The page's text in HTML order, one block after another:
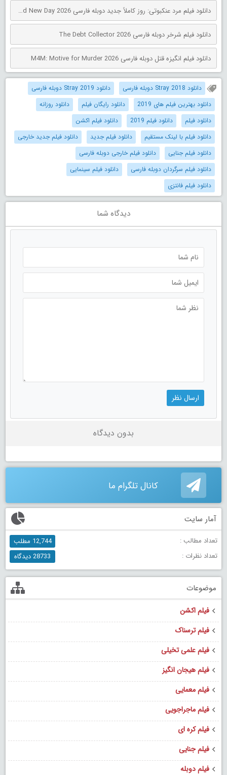
دانلود فیلم مرد عنکبوتی: روز کاملاً جدید دوبله فارسی Spider-Man: Brand New Day 2026
دانلود فیلم شرخر دوبله فارسی The Debt Collector 2026
دانلود فیلم انگیزه قتل دوبله فارسی M4M: Motive for Murder 2026
دانلود Stray 2018 دوبله فارسی
دانلود Stray 2019 دوبله فارسی
دانلود بهترین فیلم های 2019
دانلود رایگان فیلم
دانلود روزانه
دانلود فیلم
دانلود فیلم 2019
دانلود فیلم اکشن
دانلود فیلم با لینک مستقیم
دانلود فیلم جدید
دانلود فیلم جدید خارجی
دانلود فیلم جنایی
دانلود فیلم خارجی دوبله فارسی
دانلود فیلم سرگردان دوبله فارسی
دانلود فیلم سینمایی
دانلود فیلم فانتزی
دیدگاه شما
بدون دیدگاه
کانال تلگرام ما
آمار سایت
تعداد مطالب :
12,744 مطلب
تعداد نظرات :
28733 دیدگاه
موضوعات
فیلم اکشن
فیلم ترسناک
فیلم علمی تخیلی
فیلم هیجان انگیز
فیلم معمایی
فیلم ماجراجویی
فیلم کره ای
فیلم جنایی
فیلم دوبله